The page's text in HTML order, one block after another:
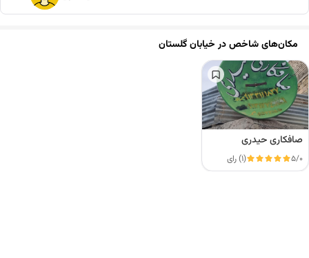
مکان‌های شاخص درخیابان گلستان
صافکاری حیدری
5/0 (1) رای